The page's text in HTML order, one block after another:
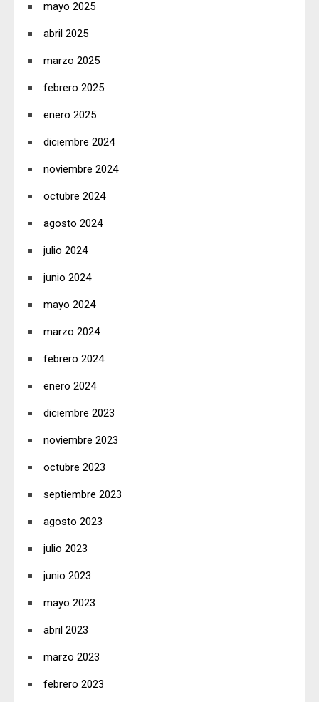
mayo 2025
abril 2025
marzo 2025
febrero 2025
enero 2025
diciembre 2024
noviembre 2024
octubre 2024
agosto 2024
julio 2024
junio 2024
mayo 2024
marzo 2024
febrero 2024
enero 2024
diciembre 2023
noviembre 2023
octubre 2023
septiembre 2023
agosto 2023
julio 2023
junio 2023
mayo 2023
abril 2023
marzo 2023
febrero 2023